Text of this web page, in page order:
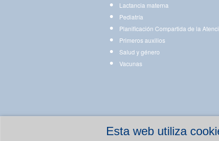
Esta web utiliza
Lactancia materna
Pediatría
Planificación Compartida de la
Primeros auxilios
Salud y género
Vacunas